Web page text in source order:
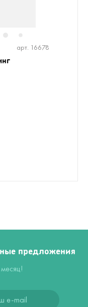
арт. 16678
предложения